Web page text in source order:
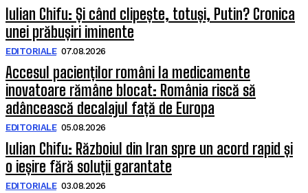
Iulian Chifu: Și când clipește, totuși, Putin? Cronica
unei prăbușiri iminente
EDITORIALE 07.08.2026
Accesul pacienților români la medicamente
inovatoare rămâne blocat: România riscă să
adâncească decalajul față de Europa
EDITORIALE 05.08.2026
Iulian Chifu: Războiul din Iran spre un acord rapid și
o ieșire fără soluții garantate
EDITORIALE 03.08.2026